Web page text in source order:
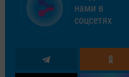
нами в
соцсетях